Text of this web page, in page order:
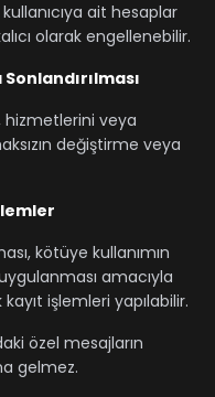
ait hesaplar
olarak engellenebilir.
hizmetlerini veya
değiştirme veya
kötüye kullanımın
amacıyla
işlemleri yapılabilir.
özel mesajların
gelmez.